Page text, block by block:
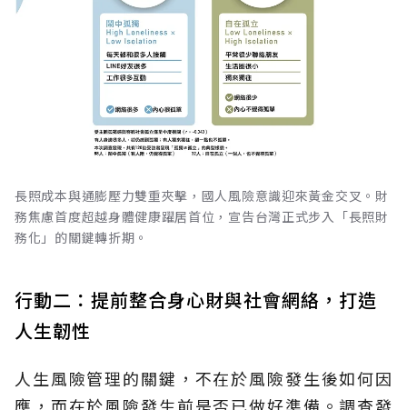
長照成本與通膨壓力雙重夾擊，國人風險意識迎來黃金交叉。財
務焦慮首度超越身體健康躍居首位，宣告台灣正式步入「長照財
務化」的關鍵轉折期。
行動二：提前整合身心財與社會網絡，打造
人生韌性
人生風險管理的關鍵，不在於風險發生後如何因